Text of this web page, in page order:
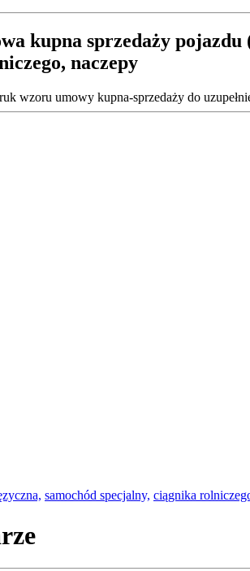
kupna sprzedaży
naczepy
wzoru umowy kupna-sprzedaży do
samochód specjalny, ciągnika